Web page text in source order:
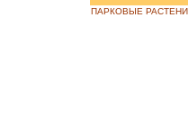
ПАРКОВЫЕ